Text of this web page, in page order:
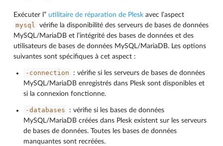
Exécuter l” utilitaire de réparation de Plesk avec l’aspect
mysql
vérifie la disponibilité des serveurs de bases de données
MySQL/MariaDB et l’intégrité des bases de données et des
utilisateurs de bases de données MySQL/MariaDB. Les options
suivantes sont spécifiques à cet aspect :
-connection
: vérifie si les serveurs de bases de données
MySQL/MariaDB enregistrés dans Plesk sont disponibles et
si la connexion fonctionne.
-databases
: vérifie si les bases de données
MySQL/MariaDB créées dans Plesk existent sur les serveurs
de bases de données. Toutes les bases de données
manquantes sont recréées.